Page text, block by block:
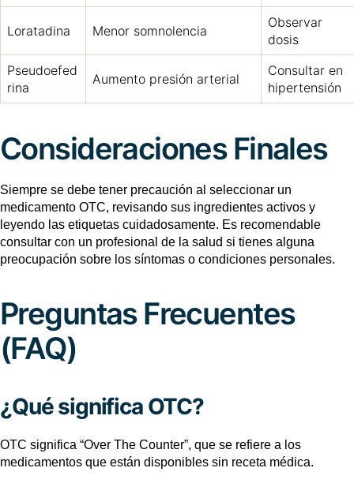
Loratadina Menor somnolencia
Observar
dosis
Pseudoefed
rina
Aumento presión arterial
Consultar en
hipertensión
Consideraciones Finales
Siempre se debe tener precaución al seleccionar un
medicamento OTC, revisando sus ingredientes activos y
leyendo las etiquetas cuidadosamente. Es recomendable
consultar con un profesional de la salud si tienes alguna
preocupación sobre los síntomas o condiciones personales.
Preguntas Frecuentes
(FAQ)
¿Qué significa OTC?
OTC significa “Over The Counter”, que se refiere a los
medicamentos que están disponibles sin receta médica.